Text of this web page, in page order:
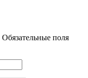
Обязательные поля